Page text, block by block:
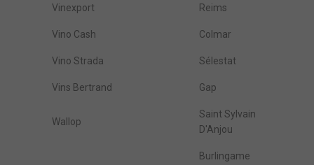
Vinexport Reims
Vino Cash Colmar
Vino Strada Sélestat
Vins Bertrand Gap
Wallop
Saint Sylvain
D'Anjou
Burlingame